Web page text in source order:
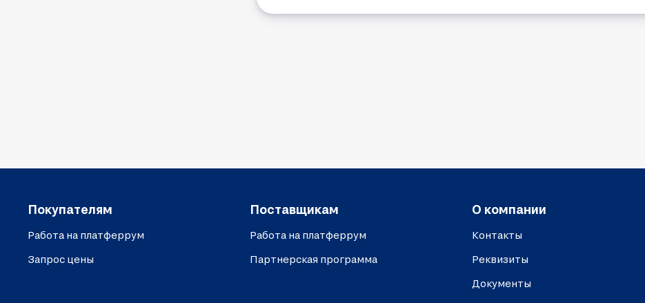
Покупателям
Работа на платферрум
Запрос цены
Поставщикам
Работа на платферрум
Партнерская программа
О компании
Контакты
Реквизиты
Документы